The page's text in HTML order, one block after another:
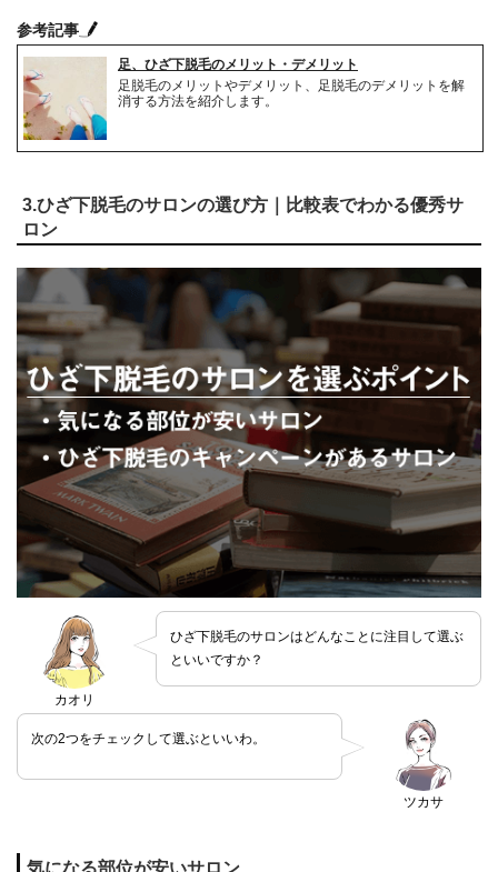
参考記事
足、ひざ下脱毛のメリット・デメリット
足脱毛のメリットやデメリット、足脱毛のデメリットを解
消する方法を紹介します。
3.ひざ下脱毛のサロンの選び方｜比較表でわかる優秀サ
ロン
カオリ
ひざ下脱毛のサロンはどんなことに注目して選ぶ
といいですか？
ツカサ
次の2つをチェックして選ぶといいわ。